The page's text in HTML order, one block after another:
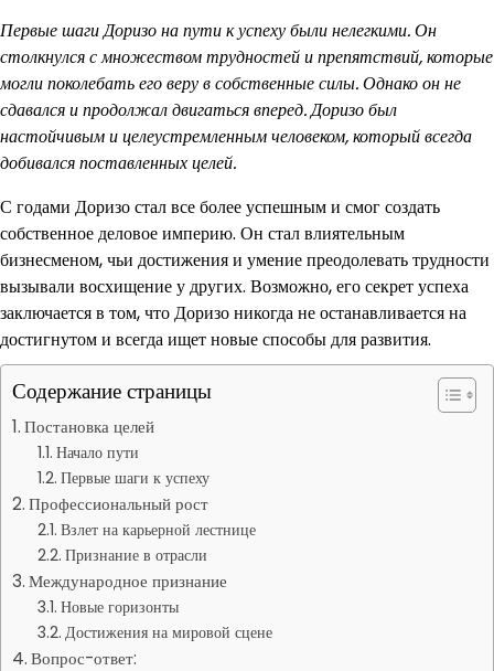
Первые шаги Доризо на пути к успеху были нелегкими. Он
столкнулся с множеством трудностей и препятствий, которые
могли поколебать его веру в собственные силы. Однако он не
сдавался и продолжал двигаться вперед. Доризо был
настойчивым и целеустремленным человеком, который всегда
добивался поставленных целей.
С годами Доризо стал все более успешным и смог создать
собственное деловое империю. Он стал влиятельным
бизнесменом, чьи достижения и умение преодолевать трудности
вызывали восхищение у других. Возможно, его секрет успеха
заключается в том, что Доризо никогда не останавливается на
достигнутом и всегда ищет новые способы для развития.
Содержание страницы
Постановка целей
Начало пути
Первые шаги к успеху
Профессиональный рост
Взлет на карьерной лестнице
Признание в отрасли
Международное признание
Новые горизонты
Достижения на мировой сцене
Вопрос-ответ: